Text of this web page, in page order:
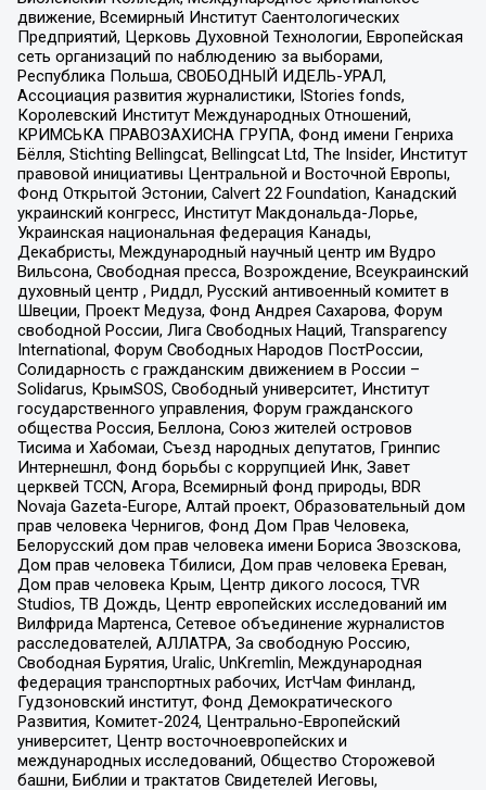
движение, Всемирный Институт Саентологических
Предприятий, Церковь Духовной Технологии, Европейская
сеть организаций по наблюдению за выборами,
Республика Польша, СВОБОДНЫЙ ИДЕЛЬ-УРАЛ,
Ассоциация развития журналистики, IStories fonds,
Королевский Институт Международных Отношений,
КРИМСЬКА ПРАВОЗАХИСНА ГРУПА, Фонд имени Генриха
Бёлля, Stichting Bellingcat, Bellingcat Ltd, The Insider, Институт
правовой инициативы Центральной и Восточной Европы,
Фонд Открытой Эстонии, Calvert 22 Foundation, Канадский
украинский конгресс, Институт Макдональда-Лорье,
Украинская национальная федерация Канады,
Декабристы, Международный научный центр им Вудро
Вильсона, Свободная пресса, Возрождение, Всеукраинский
духовный центр , Риддл, Русский антивоенный комитет в
Швеции, Проект Медуза, Фонд Андрея Сахарова, Форум
свободной России, Лига Свободных Наций, Transparеncy
International, Форум Свободных Народов ПостРоссии,
Солидарность с гражданским движением в России –
Solidarus, КрымSOS, Свободный университет, Институт
государственного управления, Форум гражданского
общества Россия, Беллона, Союз жителей островов
Тисима и Хабомаи, Съезд народных депутатов, Гринпис
Интернешнл, Фонд борьбы с коррупцией Инк, Завет
церквей TCCN, Агора, Всемирный фонд природы, BDR
Novaja Gazeta-Europe, Алтай проект, Образовательный дом
прав человека Чернигов, Фонд Дом Прав Человека,
Белорусский дом прав человека имени Бориса Звозскова,
Дом прав человека Тбилиси, Дом прав человека Ереван,
Дом прав человека Крым, Центр дикого лосося, TVR
Studios, ТВ Дождь, Центр европейских исследований им
Вилфрида Мартенса, Сетевое объединение журналистов
расследователей, АЛЛАТРА, За свободную Россию,
Свободная Бурятия, Uralic, UnKremlin, Международная
федерация транспортных рабочих, ИстЧам Финланд,
Гудзоновский институт, Фонд Демократического
Развития, Комитет-2024, Центрально-Европейский
университет, Центр восточноевропейских и
международных исследований, Общество Сторожевой
башни, Библии и трактатов Свидетелей Иеговы,